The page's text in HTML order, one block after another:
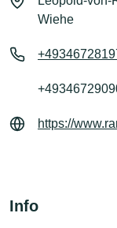
Wiehe
https://
Info